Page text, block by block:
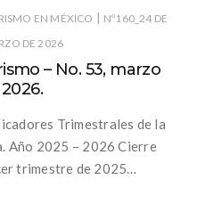
EN MÉXICO | Nº160_24 DE
DE 2026
– No. 53, marzo
2026.
Trimestrales de la
Año 2025 – 2026 Cierre
trimestre de 2025…